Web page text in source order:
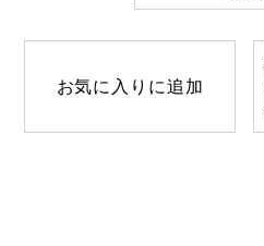
お気に入りに追加